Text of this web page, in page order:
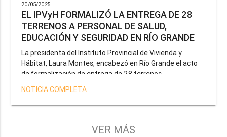
20/05/2025
EL IPVyH FORMALIZÓ LA ENTREGA DE 28
TERRENOS A PERSONAL DE SALUD,
EDUCACIÓN Y SEGURIDAD EN RÍO GRANDE
La presidenta del Instituto Provincial de Vivienda y
Hábitat, Laura Montes, encabezó en Río Grande el acto
de formalización de entrega de 28 terrenos
correspondientes a la operatoria especial anunciada por
el Gobernador Gustavo Melella, la cual tiene como
objetivo brindar una solución habitacional a docentes,
Provincia y del Servicio Penitenciario.
NOTICIA COMPLETA
VER MÁS